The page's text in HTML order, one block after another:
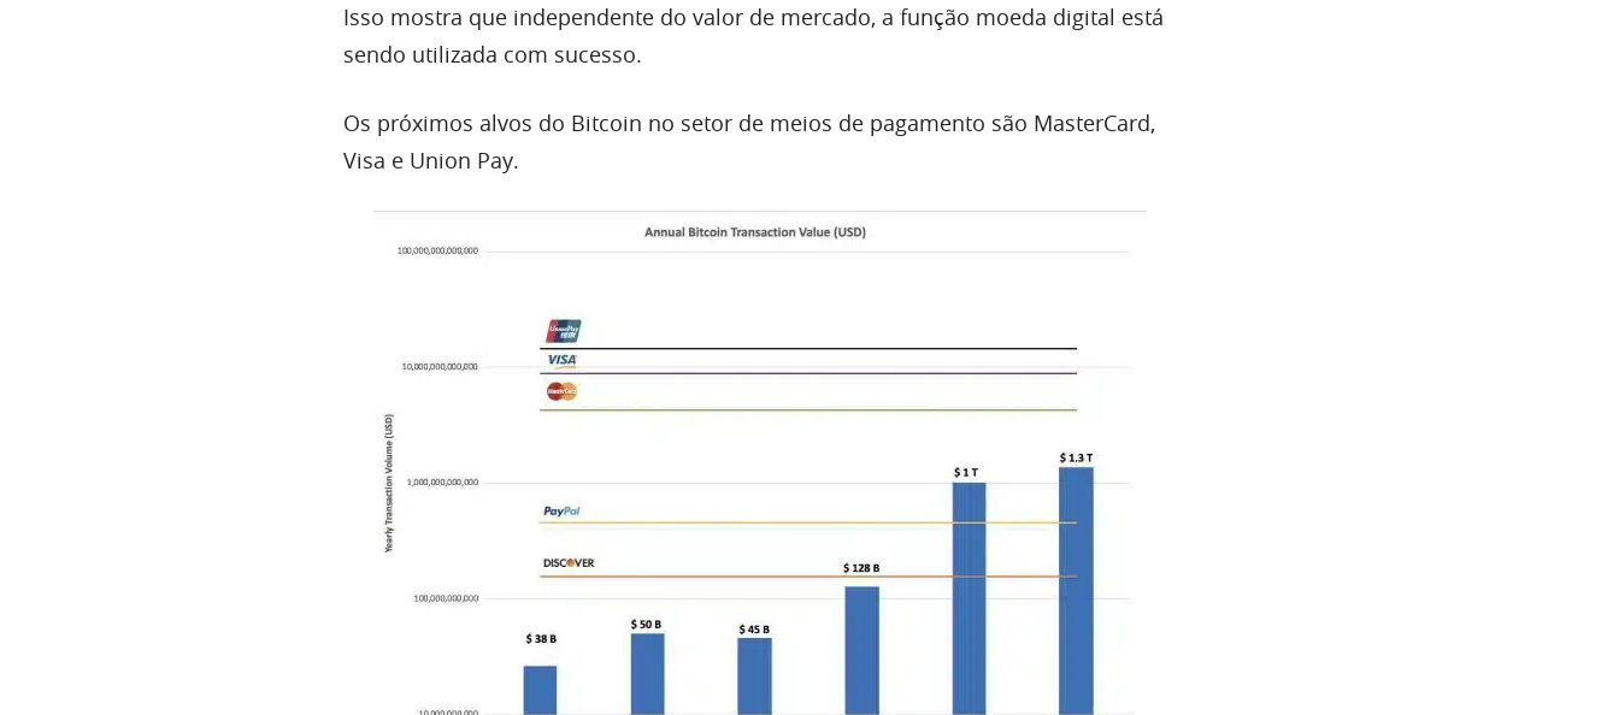
Isso mostra que independente do valor de mercado, a função moeda digital está
sendo utilizada com sucesso.
Os próximos alvos do Bitcoin no setor de meios de pagamento são MasterCard,
Visa e Union Pay.